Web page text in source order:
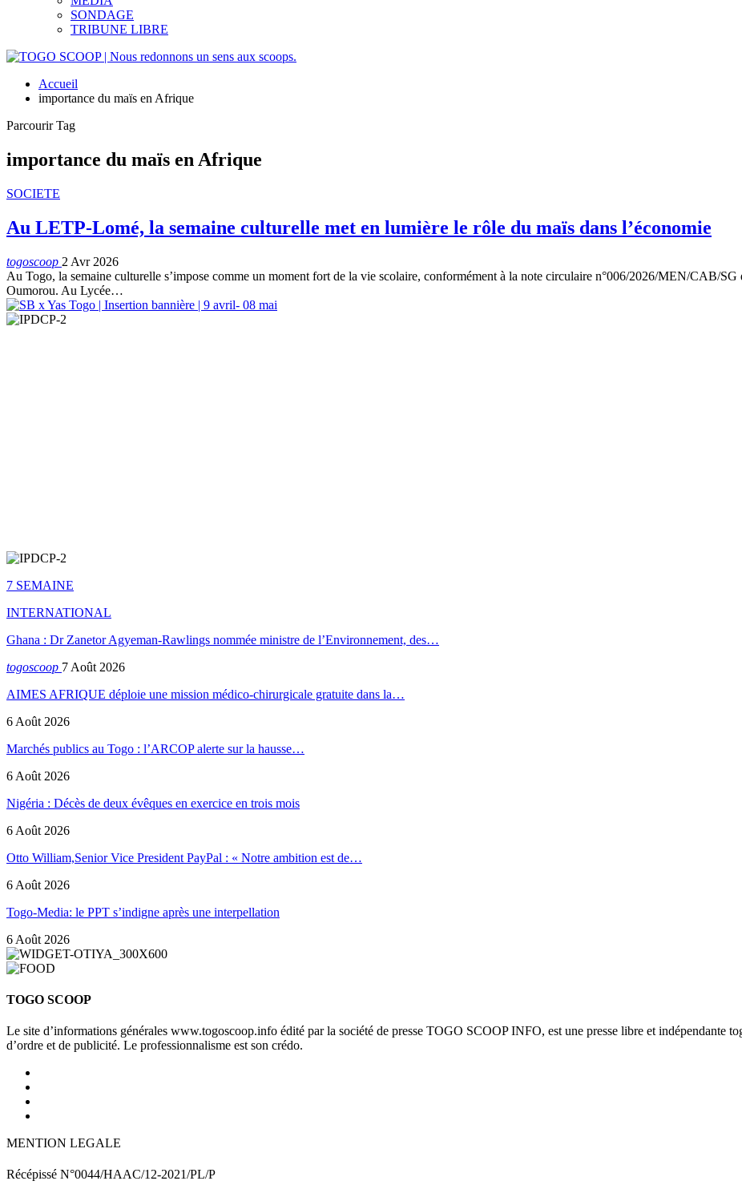
SONDAGE
TRIBUNE LIBRE
Accueil
importance du maïs en Afrique
Parcourir Tag
importance du maïs en Afrique
SOCIETE
Au LETP-Lomé, la semaine culturelle met en lumière le rôle du maïs dans l’économie
togoscoop 2 Avr 2026
Au Togo, la semaine culturelle s’impose comme un moment fort de la vie scolaire, conformément à la note circulaire n°006/2026/MEN/CAB/
Oumorou. Au Lycée…
7 SEMAINE
INTERNATIONAL
Ghana : Dr Zanetor Agyeman-Rawlings nommée ministre de l’Environnement, des…
togoscoop 7 Août 2026
AIMES AFRIQUE déploie une mission médico-chirurgicale gratuite dans la…
6 Août 2026
Marchés publics au Togo : l’ARCOP alerte sur la hausse…
6 Août 2026
Nigéria : Décès de deux évêques en exercice en trois mois
6 Août 2026
Otto William,Senior Vice President PayPal : « Notre ambition est de…
6 Août 2026
Togo-Media: le PPT s’indigne après une interpellation
6 Août 2026
TOGO SCOOP
Le site d’informations générales www.togoscoop.info édité par la société de presse TOGO SCOOP INFO, est une presse libre et indépendante
d’ordre et de publicité. Le professionnalisme est son crédo.
MENTION LEGALE
Récépissé N°0044/HAAC/12-2021/PL/P